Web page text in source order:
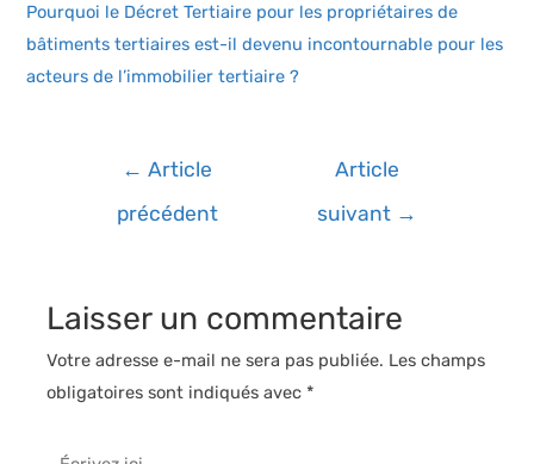
Pourquoi le Décret Tertiaire pour les propriétaires de
bâtiments tertiaires est-il devenu incontournable pour les
acteurs de l’immobilier tertiaire ?
Navigation
l’article
← Article
précédent
Article
suivant →
Laisser un commentaire
Votre adresse e-mail ne sera pas publiée. Les champs
obligatoires sont indiqués avec *
Écrivez